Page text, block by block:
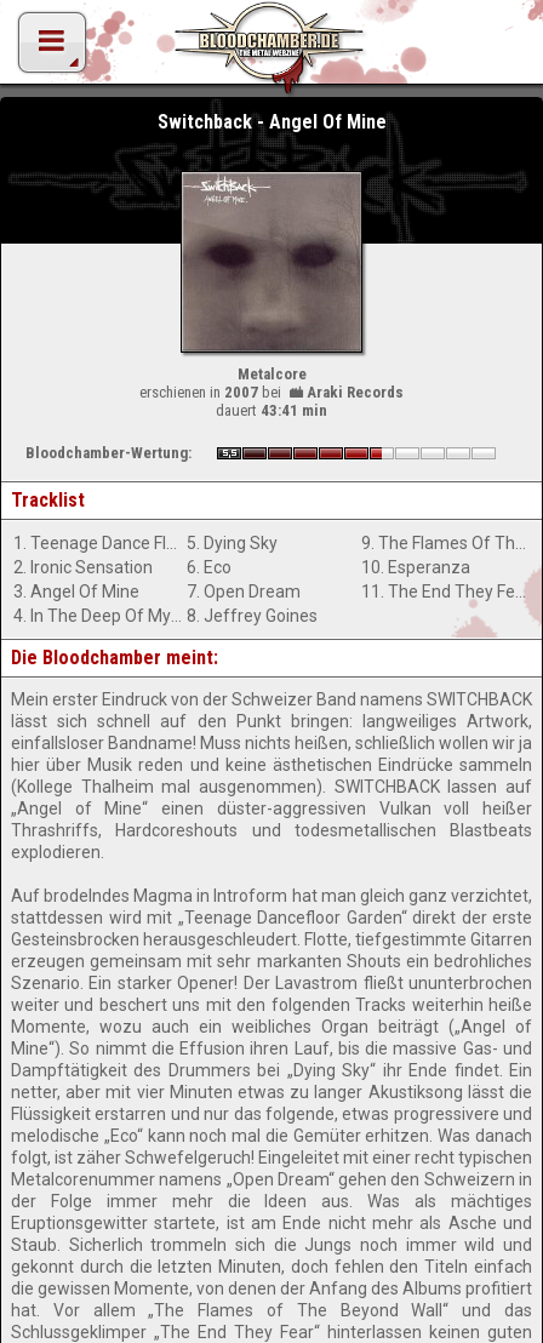
Switchback - Angel Of Mine
Metalcore
erschienen in 2007bei
Araki Records
dauert 43:41 min
Bloodchamber-Wertung:
Tracklist
2. Ironic Sensation
3. Angel Of Mine
5. Dying Sky
6. Eco
7. Open Dream
8. Jeffrey Goines
10. Esperanza
11. The End They Fear
Die Bloodchamber meint:
Mein erster Eindruck von der Schweizer Band namens SWITCHBACK
lässt sich schnell auf den Punkt bringen: langweiliges Artwork,
einfallsloser Bandname! Muss nichts heißen, schließlich wollen wir ja
hier über Musik reden und keine ästhetischen Eindrücke sammeln
(Kollege Thalheim mal ausgenommen). SWITCHBACK lassen auf
„Angel of Mine“ einen düster-aggressiven Vulkan voll heißer
Thrashriffs, Hardcoreshouts und todesmetallischen Blastbeats
explodieren.
Auf brodelndes Magma in Introform hat man gleich ganz verzichtet,
stattdessen wird mit „Teenage Dancefloor Garden“ direkt der erste
Gesteinsbrocken herausgeschleudert. Flotte, tiefgestimmte Gitarren
erzeugen gemeinsam mit sehr markanten Shouts ein bedrohliches
Szenario. Ein starker Opener! Der Lavastrom fließt ununterbrochen
weiter und beschert uns mit den folgenden Tracks weiterhin heiße
Momente, wozu auch ein weibliches Organ beiträgt („Angel of
Mine“). So nimmt die Effusion ihren Lauf, bis die massive Gas- und
Dampftätigkeit des Drummers bei „Dying Sky“ ihr Ende findet. Ein
netter, aber mit vier Minuten etwas zu langer Akustiksong lässt die
Flüssigkeit erstarren und nur das folgende, etwas progressivere und
melodische „Eco“ kann noch mal die Gemüter erhitzen. Was danach
folgt, ist zäher Schwefelgeruch! Eingeleitet mit einer recht typischen
Metalcorenummer namens „Open Dream“ gehen den Schweizern in
der Folge immer mehr die Ideen aus. Was als mächtiges
Eruptionsgewitter startete, ist am Ende nicht mehr als Asche und
Staub. Sicherlich trommeln sich die Jungs noch immer wild und
gekonnt durch die letzten Minuten, doch fehlen den Titeln einfach
die gewissen Momente, von denen der Anfang des Albums profitiert
hat. Vor allem „The Flames of The Beyond Wall“ und das
Schlussgeklimper „The End They Fear“ hinterlassen keinen guten